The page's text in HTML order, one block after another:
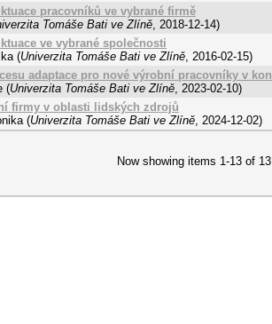
pracovníků ve vybrané firmě
Tomáše Bati ve Zlíně, 2018-12-14)
ve vybrané společnosti
(Univerzita Tomáše Bati ve Zlíně, 2016-02-15)
adaptace pro nové výrobní pracovníky v
(Univerzita Tomáše Bati ve Zlíně, 2023-02-10)
firmy v oblasti lidských zdrojů
(Univerzita Tomáše Bati ve Zlíně, 2024-12-02)
Now showing items 1-13 of 13